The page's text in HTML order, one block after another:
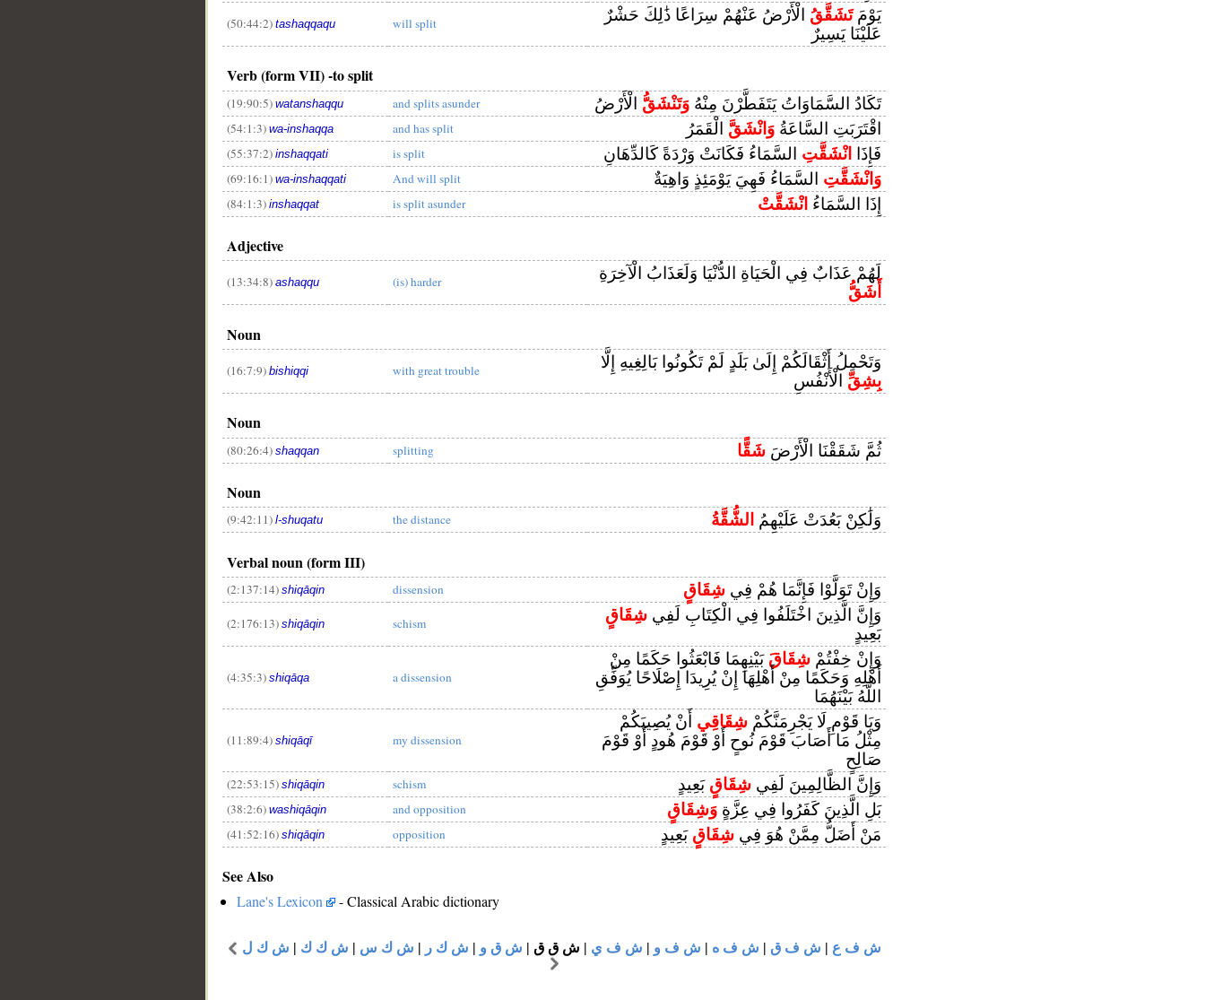
(50:44:2) tashaqqaqu will split يَوْمَتَشَقَّقُ الْأَرْضُ عَنْهُمْ سِرَاعًا ذَٰلِكَ حَشْرٌ
عَلَيْنَا يَسِيرٌ
Verb (form VII) -to split
(19:90:5) watanshaqqu and splits asunder تَكَادُ السَّمَاوَاتُ يَتَفَطَّرْنَ مِنْهُ وَتَنْشَقُّ الْأَرْضُ
(54:1:3) wa-inshaqqa and has split اقْتَرَبَتِ السَّاعَةُ وَانْشَقَّ الْقَمَرُ
(55:37:2) inshaqqati is split فَإِذَا انْشَقَّتِ السَّمَاءُ فَكَانَتْ وَرْدَةً كَالدِّهَانِ
(69:16:1) wa-inshaqqati And will split وَانْشَقَّتِ السَّمَاءُ فَهِيَ يَوْمَئِذٍ وَاهِيَةٌ
(84:1:3) inshaqqat is split asunder إِذَا السَّمَاءُ انْشَقَّتْ
Adjective
(13:34:8) ashaqqu (is) harder
لَهُمْ عَذَابٌ فِي الْحَيَاةِ الدُّنْيَا وَلَعَذَابُ الْآخِرَةِ
أَشَقُّ
Noun
(16:7:9) bishiqqi with great trouble
وَتَحْمِلُ أَثْقَالَكُمْ إِلَىٰ بَلَدٍ لَمْ تَكُونُوا بَالِغِيهِ إِلَّا
بِشِقِّ الْأَنْفُسِ
Noun
(80:26:4) shaqqan splitting ثُمَّ شَقَقْنَا الْأَرْضَ شَقًّا
Noun
(9:42:11) l-shuqatu the distance وَلَٰكِنْ بَعُدَتْ عَلَيْهِمُ الشُّقَّةُ
Verbal noun (form III)
(2:137:14) shiqāqin dissension وَإِنْ تَوَلَّوْا فَإِنَّمَا هُمْ فِي شِقَاقٍ
(2:176:13) shiqāqin schism وَإِنَّ الَّذِينَ اخْتَلَفُوا فِي الْكِتَابِ لَفِي شِقَاقٍ
بَعِيدٍ
(4:35:3) shiqāqa a dissension
وَإِنْ خِفْتُمْ شِقَاقَ بَيْنِهِمَا فَابْعَثُوا حَكَمًا مِنْ
أَهْلِهِ وَحَكَمًا مِنْ أَهْلِهَا إِنْ يُرِيدَا إِصْلَاحًا يُوَفِّقِ
اللَّهُ بَيْنَهُمَا
(11:89:4) shiqāqī my dissension
وَيَا قَوْمِ لَا يَجْرِمَنَّكُمْ شِقَاقِي أَنْ يُصِيبَكُمْ
مِثْلُ مَا أَصَابَ قَوْمَ نُوحٍ أَوْ قَوْمَ هُودٍ أَوْ قَوْمَ
صَالِحٍ
(22:53:15) shiqāqin schism وَإِنَّ الظَّالِمِينَ لَفِي شِقَاقٍ بَعِيدٍ
(38:2:6) washiqāqin and opposition بَلِ الَّذِينَ كَفَرُوا فِي عِزَّةٍ وَشِقَاقٍ
(41:52:16) shiqāqin opposition مَنْ أَضَلُّ مِمَّنْ هُوَ فِي شِقَاقٍ بَعِيدٍ
See Also
Lane's Lexicon - Classical Arabic dictionary
ش ف ع | ش ف ق | ش ف ه | ش ف و | ش ف ي | ش ق ق | ش ق و | ش ك ر | ش ك س | ش ك ك | ش ك ل